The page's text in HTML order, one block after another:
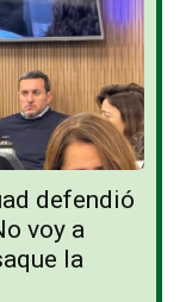
defendió
voy a
la